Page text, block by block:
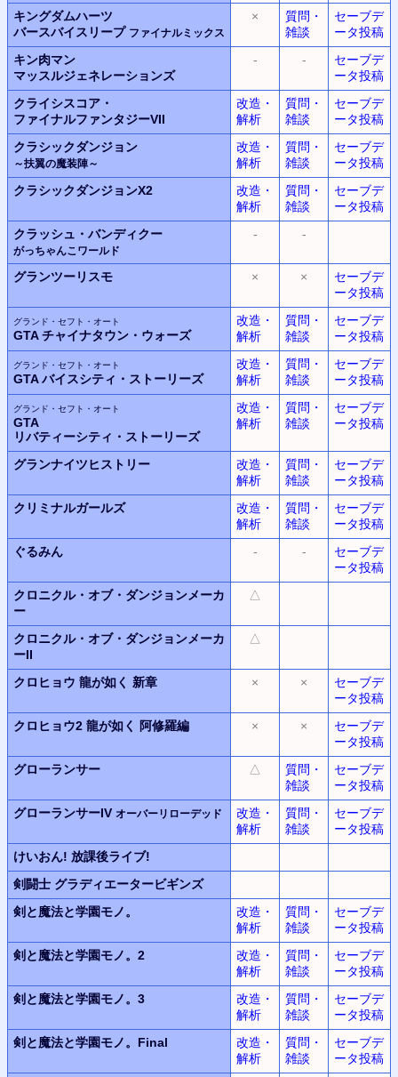
キングダムハーツ
バースバイスリープ ファイナルミックス
×
質問・
雑談
セーブデ
ータ投稿
キン肉マン
マッスルジェネレーションズ
- -
セーブデ
ータ投稿
クライシスコア・
ファイナルファンタジーVII
改造・
解析
質問・
雑談
セーブデ
ータ投稿
クラシックダンジョン
～扶翼の魔装陣～
改造・
解析
質問・
雑談
セーブデ
ータ投稿
クラシックダンジョンX2
改造・
解析
質問・
雑談
セーブデ
ータ投稿
クラッシュ・バンディクー
がっちゃんこワールド
- -
グランツーリスモ × ×
セーブデ
ータ投稿
グランド・セフト・オート
GTA チャイナタウン・ウォーズ
改造・
解析
質問・
雑談
セーブデ
ータ投稿
グランド・セフト・オート
GTA バイスシティ・ストーリーズ
改造・
解析
質問・
雑談
セーブデ
ータ投稿
グランド・セフト・オート
GTA
リバティーシティ・ストーリーズ
改造・
解析
質問・
雑談
セーブデ
ータ投稿
グランナイツヒストリー
改造・
解析
質問・
雑談
セーブデ
ータ投稿
クリミナルガールズ
改造・
解析
質問・
雑談
セーブデ
ータ投稿
ぐるみん
- -
セーブデ
ータ投稿
クロニクル・オブ・ダンジョンメーカ
ー
△
クロニクル・オブ・ダンジョンメーカ
ーII
△
クロヒョウ 龍が如く 新章 × ×
セーブデ
ータ投稿
クロヒョウ2 龍が如く 阿修羅編 × ×
セーブデ
ータ投稿
グローランサー
△
質問・
雑談
セーブデ
ータ投稿
グローランサーIV オーバーリローデッド
改造・
解析
質問・
雑談
セーブデ
ータ投稿
けいおん! 放課後ライブ!
剣闘士 グラディエータービギンズ
剣と魔法と学園モノ。
改造・
解析
質問・
雑談
セーブデ
ータ投稿
剣と魔法と学園モノ。2
改造・
解析
質問・
雑談
セーブデ
ータ投稿
剣と魔法と学園モノ。3
改造・
解析
質問・
雑談
セーブデ
ータ投稿
剣と魔法と学園モノ。Final
改造・
解析
質問・
雑談
セーブデ
ータ投稿